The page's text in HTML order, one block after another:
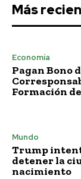
Más
Economía
Pagan Bono
Formación
Mundo
Trump
detener la
nacimiento